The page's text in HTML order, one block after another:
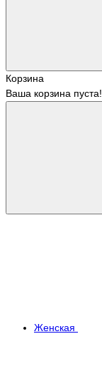
Корзина
Ваша корзина пуста!
Женская